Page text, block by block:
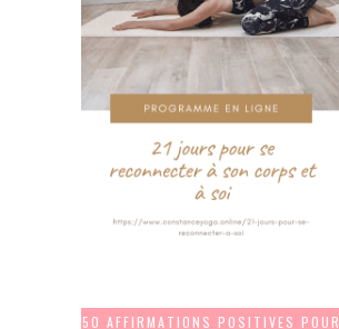
50 AFFIRMATIONS POSITIVES POUR